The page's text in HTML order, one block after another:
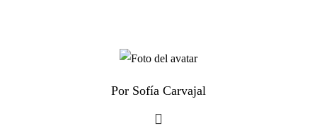
Por Sofía Carvajal